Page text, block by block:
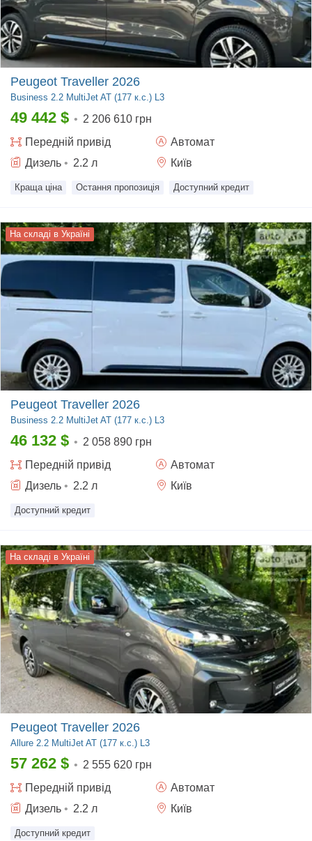
Peugeot Traveller 2026
Business 2.2 MultiJet AT (177 к.с.) L3
49 442 $ • 2 206 610 грн
Передній привід
Автомат
Дизель • 2.2 л Київ
Краща ціна Остання пропозиція Доступний кредит
На складі в Україні
Peugeot Traveller 2026
Business 2.2 MultiJet AT (177 к.с.) L3
46 132 $ • 2 058 890 грн
Передній привід
Автомат
Дизель • 2.2 л Київ
Доступний кредит
На складі в Україні
Peugeot Traveller 2026
Allure 2.2 MultiJet AT (177 к.с.) L3
57 262 $ • 2 555 620 грн
Передній привід
Автомат
Дизель • 2.2 л Київ
Доступний кредит